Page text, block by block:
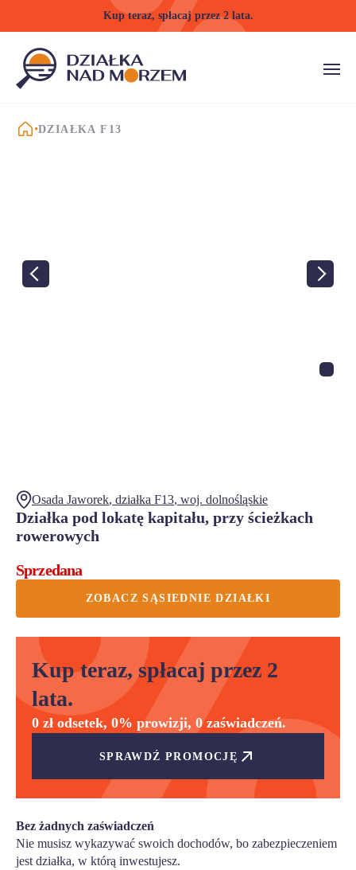
Kup teraz, spłacaj przez 2 lata.
STRONA GŁÓWNA
DZIAŁKA F13
Osada Jaworek, działka F13, woj. dolnośląskie
Działka pod lokatę kapitału, przy ścieżkach
rowerowych
Sprzedana
ZOBACZ SĄSIEDNIE DZIAŁKI
Kup teraz, spłacaj przez 2
lata.
0 zł odsetek, 0% prowizji, 0 zaświadczeń.
SPRAWDŹ PROMOCJĘ
Bez żadnych zaświadczeń
Nie musisz wykazywać swoich dochodów, bo zabezpieczeniem
jest działka, w którą inwestujesz.